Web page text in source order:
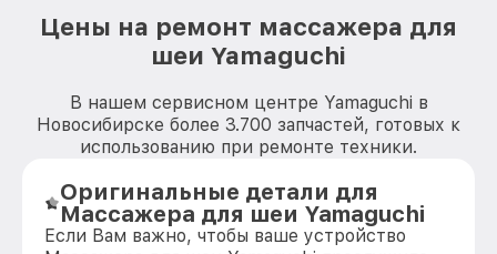
Цены на ремонт массажера для
шеи Yamaguchi
В нашем сервисном центре Yamaguchi в
Новосибирске более 3.700 запчастей, готовых к
использованию при ремонте техники.
Оригинальные детали для
Массажера для шеи Yamaguchi
Если Вам важно, чтобы ваше устройство